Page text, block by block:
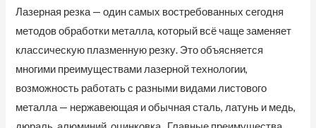
Лазерная резка — один самых востребованных сегодня
методов обработки металла, который всё чаще заменяет
классическую плазменную резку. Это объясняется
многими преимуществами лазерной технологии,
возможность работать с разными видами листового
металла — нержавеющая и обычная сталь, латунь и медь,